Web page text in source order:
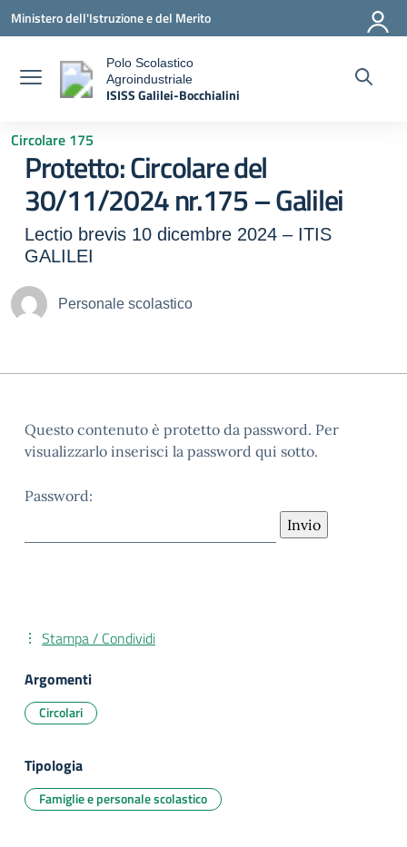
Vai ai contenuti
Vai al menu di navigazione
Vai al footer
Ministero dell'Istruzione e del Merito
Polo Scolastico
Agroindustriale
ISISS Galilei-Bocchialini
Circolare 175
Protetto: Circolare del
30/11/2024 nr.175 – Galilei
Lectio brevis 10 dicembre 2024 – ITIS
GALILEI
Personale scolastico
Questo contenuto è protetto da password. Per
visualizzarlo inserisci la password qui sotto.
Password:
Stampa / Condividi
Argomenti
Circolari
Tipologia
Famiglie e personale scolastico